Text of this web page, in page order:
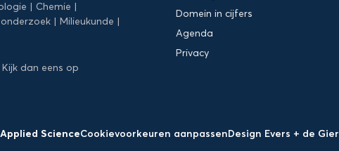
Chemie
Milieukunde
dan eens op
Domein in cijfers
Agenda
Privacy
ScienceCookievoorkeuren aanpassenDesign Evers + de Gier